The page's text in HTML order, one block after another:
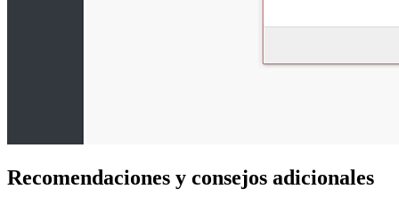
Recomendaciones y consejos adicionales